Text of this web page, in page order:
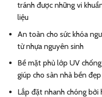
tránh được những vi
liệu
An toàn cho sức khóa
từ nhựa nguyên sinh
Bề mặt phủ lớp UV
giúp cho sàn nhà bền
Lắp đặt nhanh chóng